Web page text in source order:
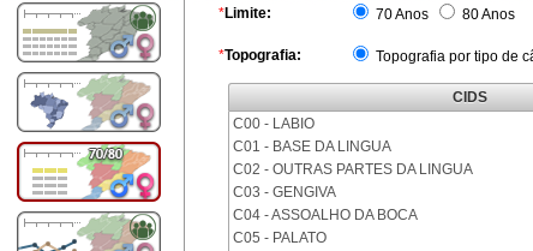
*Limite: 70 Anos 80 Anos
*Topografia: Topografia por tipo de
CIDS
C00 - LABIO
C01 - BASE DA LINGUA
C02 - OUTRAS PARTES DA LINGUA
C03 - GENGIVA
C04 - ASSOALHO DA BOCA
C05 - PALATO